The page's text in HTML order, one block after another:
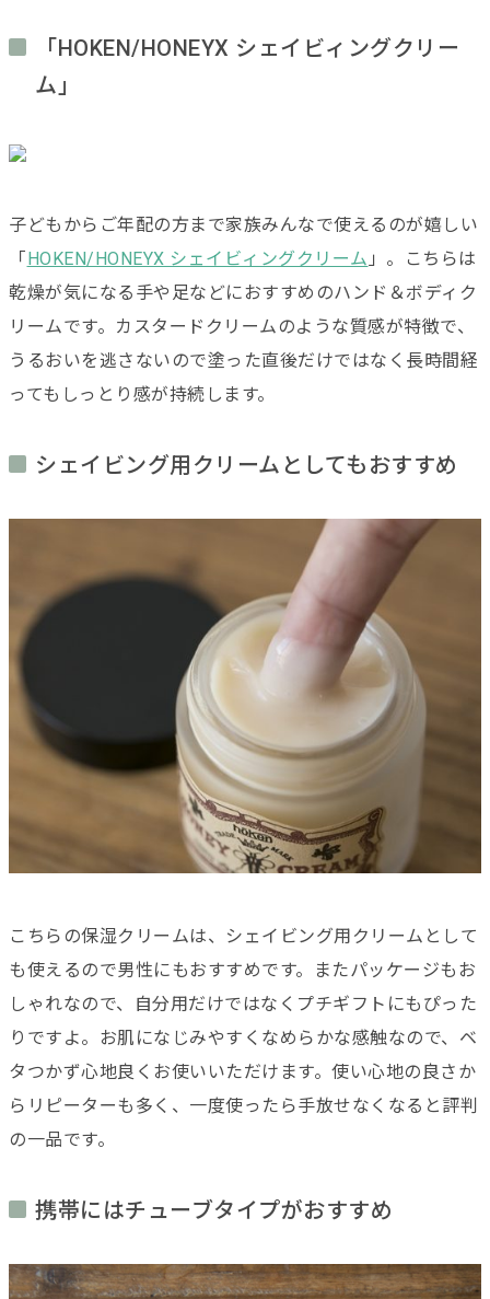
「HOKEN/HONEYX シェイビィングクリー
ム」
子どもからご年配の方まで家族みんなで使えるのが嬉しい
「HOKEN/HONEYX シェイビィングクリーム 」。こちらは
乾燥が気になる手や足などにおすすめのハンド＆ボディク
リームです。カスタードクリームのような質感が特徴で、
うるおいを逃さないので塗った直後だけではなく長時間経
ってもしっとり感が持続します。
シェイビング用クリームとしてもおすすめ
こちらの保湿クリームは、
シェイビング用クリームとして
も使えるので男性にもおすすめです。またパッケージもお
しゃれなので、自分用だけではなくプチギフトにもぴった
りですよ。お肌になじみやすくなめらかな感触なので、ベ
タつかず心地良くお使いいただけます。使い心地の良さか
らリピーターも多く、一度使ったら手放せなくなると評判
の一品です。
携帯にはチューブタイプがおすすめ